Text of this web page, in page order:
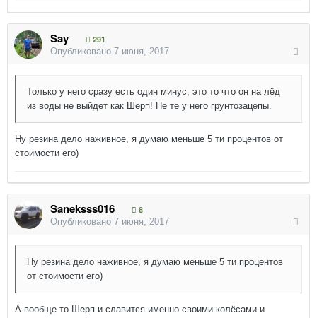
Say
291
Опубликовано 7 июня, 2017
Только у него сразу есть один минус, это то что он на лёд
из воды не выйдет как Шерп! Не те у него грунтозацепы.
Ну резина дело наживное, я думаю меньше 5 ти процентов от
стоимости его)
Saneksss016
8
Опубликовано 7 июня, 2017
Ну резина дело наживное, я думаю меньше 5 ти процентов
от стоимости его)
А вообще то Шерп и славится именно своими колёсами и